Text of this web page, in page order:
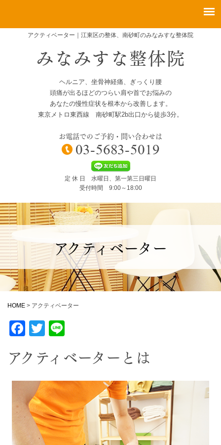
アクティベーター｜江東区の整体、南砂町のみなみすな整体院
ヘルニア、坐骨神経痛、ぎっくり腰
頭痛が出るほどのつらい肩や首でお悩みの
あなたの慢性症状を根本から改善します。
東京メトロ東西線 南砂町駅2b出口から徒歩3分。
お電話でのご予約・問い合わせは
定 休 日 水曜日、第一第三日曜日
受付時間 9:00～18:00
アクティベーター
HOME > アクティベーター
Facebook
Twitter
アクティベーターとは